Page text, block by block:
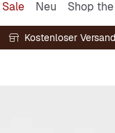
Sale Neu Shop
Kostenloser